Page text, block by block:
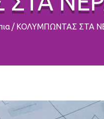
/ΚΟΛΥΜΠΩΝΤΑΣ ΣΤΑ